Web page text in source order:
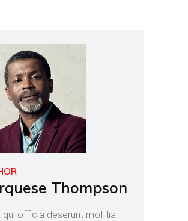
Thompson
qui officia deserunt mollitia